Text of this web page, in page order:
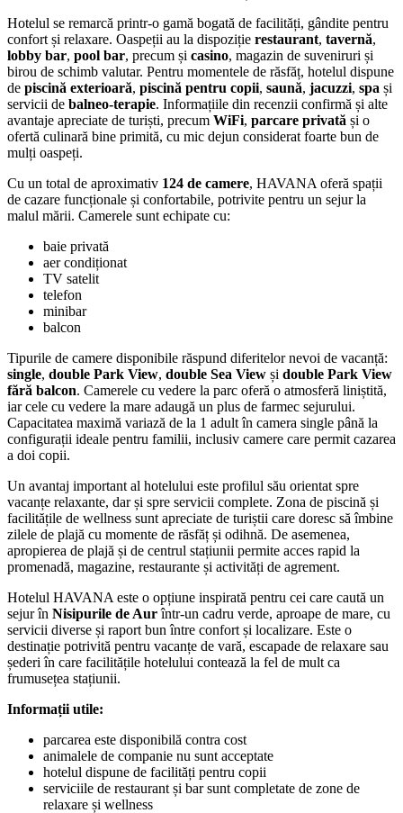
Hotelul se remarcă printr-o gamă bogată de facilități, gândite pentru
confort și relaxare. Oaspeții au la dispoziție restaurant, tavernă,
lobby bar, pool bar, precum și casino, magazin de suveniruri și
birou de schimb valutar. Pentru momentele de răsfăț, hotelul dispune
de piscină exterioară, piscină pentru copii, saună, jacuzzi, spa și
servicii de balneo-terapie. Informațiile din recenzii confirmă și alte
avantaje apreciate de turiști, precum WiFi, parcare privată și o
ofertă culinară bine primită, cu mic dejun considerat foarte bun de
mulți oaspeți.
Cu un total de aproximativ 124 de camere, HAVANA oferă spații
de cazare funcționale și confortabile, potrivite pentru un sejur la
malul mării. Camerele sunt echipate cu:
baie privată
aer condiționat
TV satelit
telefon
minibar
balcon
Tipurile de camere disponibile răspund diferitelor nevoi de vacanță:
single, double Park View, double Sea View și double Park View
fără balcon. Camerele cu vedere la parc oferă o atmosferă liniștită,
iar cele cu vedere la mare adaugă un plus de farmec sejurului.
Capacitatea maximă variază de la 1 adult în camera single până la
configurații ideale pentru familii, inclusiv camere care permit cazarea
a doi copii.
Un avantaj important al hotelului este profilul său orientat spre
vacanțe relaxante, dar și spre servicii complete. Zona de piscină și
facilitățile de wellness sunt apreciate de turiștii care doresc să îmbine
zilele de plajă cu momente de răsfăț și odihnă. De asemenea,
apropierea de plajă și de centrul stațiunii permite acces rapid la
promenadă, magazine, restaurante și activități de agrement.
Hotelul HAVANA este o opțiune inspirată pentru cei care caută un
sejur în Nisipurile de Aurîntr-un cadru verde, aproape de mare, cu
servicii diverse și raport bun între confort și localizare. Este o
destinație potrivită pentru vacanțe de vară, escapade de relaxare sau
șederi în care facilitățile hotelului contează la fel de mult ca
frumusețea stațiunii.
Informații utile:
parcarea este disponibilă contra cost
animalele de companie nu sunt acceptate
hotelul dispune de facilități pentru copii
serviciile de restaurant și bar sunt completate de zone de
relaxare și wellness